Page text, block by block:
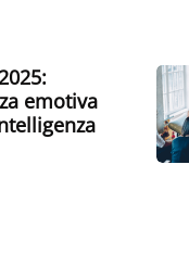
emotiva